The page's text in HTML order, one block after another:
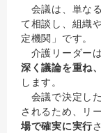
会議は、単な
て相談し、組織
定機関」です。
介護リーダー
深く議論を重ね
します。
会議で決定し
されるため、リ
場で確実に実行